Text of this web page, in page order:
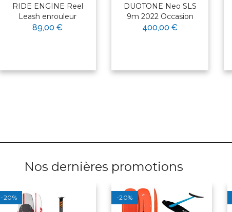
RIDE ENGINE Reel
Leash enrouleur
89,00 €
DUOTONE Neo SLS
9m 2022 Occasion
400,00 €
Nos dernières promotions
-20% -20%